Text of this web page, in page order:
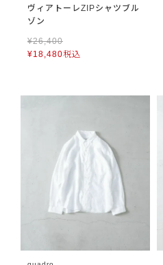
ヴィアトーレZIPシャツブル
ゾン
¥26,400
¥18,480税込